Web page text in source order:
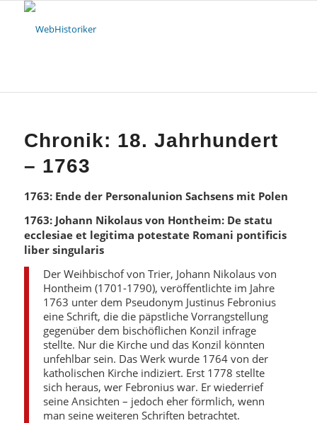
Chronik: 18. Jahrhundert
– 1763
1763: Ende der Personalunion Sachsens mit Polen
1763: Johann Nikolaus von Hontheim: De statu
ecclesiae et legitima potestate Romani pontificis
liber singularis
Der Weihbischof von Trier, Johann Nikolaus von
Hontheim (1701-1790), veröffentlichte im Jahre
1763 unter dem Pseudonym Justinus Febronius
eine Schrift, die die päpstliche Vorrangstellung
gegenüber dem bischöflichen Konzil infrage
stellte. Nur die Kirche und das Konzil könnten
unfehlbar sein. Das Werk wurde 1764 von der
katholischen Kirche indiziert. Erst 1778 stellte
sich heraus, wer Febronius war. Er wiederrief
seine Ansichten – jedoch eher förmlich, wenn
man seine weiteren Schriften betrachtet.